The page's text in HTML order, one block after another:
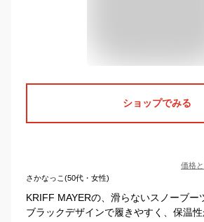
ショップでみる
価格
さかなっこ(50代・女性)
KRIFF MAYERの、滑らないスノーブー
ブラックデザインで履きやすく、保温性